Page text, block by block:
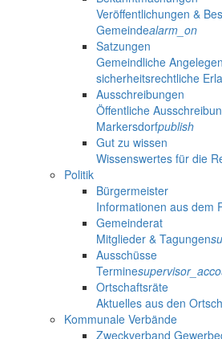
Veröffentlichungen &
Gemeindealarm_on
Satzungen
Gemeindliche
sicherheitsrechtliche
Ausschreibungen
Öffentliche
Markersdorfpublish
Gut zu wissen
Wissenswertes für die
Politik
Bürgermeister
Informationen aus dem
Gemeinderat
Mitglieder & Tagungen
Ausschüsse
Termine
Ortschaftsräte
Aktuelles aus den
Kommunale Verbände
Zweckverband